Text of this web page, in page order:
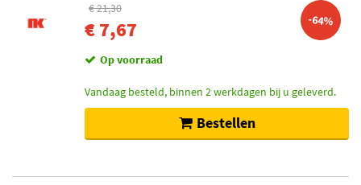
Maxgear (14)
ABS (33)
TRW (46)
ABE (12)
€ 21,30
€ 7,67 -64%
Op voorraad
Vandaag besteld, binnen 2 werkdagen bij u geleverd.
Bestellen